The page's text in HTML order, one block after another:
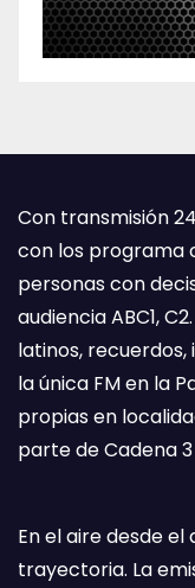
Con transmisión
con los programa
personas con
audiencia ABC1,
latinos,
la única FM en la
propias en
parte de Cadena
En el aire desde el
trayectoria. La